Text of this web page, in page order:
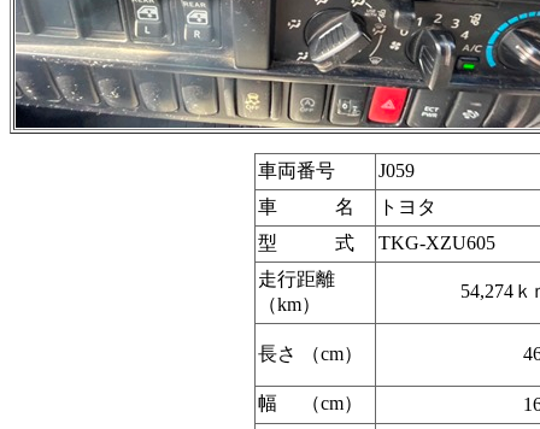
車両番号
J059
車 名
トヨタ
型 式
TKG-XZU605
走行距離
（km）
54,274ｋ
長さ （cm）
幅 （cm）